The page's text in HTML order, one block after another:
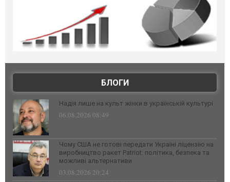
БЛОГИ
Надія лише на культ жінки в українській культурі
06.08.2026 08:49
Чому США не готові передати Україні ліцензію на
виробництво ракет Patriot: політика, безпека та
можливі альтернативи
03.08.2026 20:24